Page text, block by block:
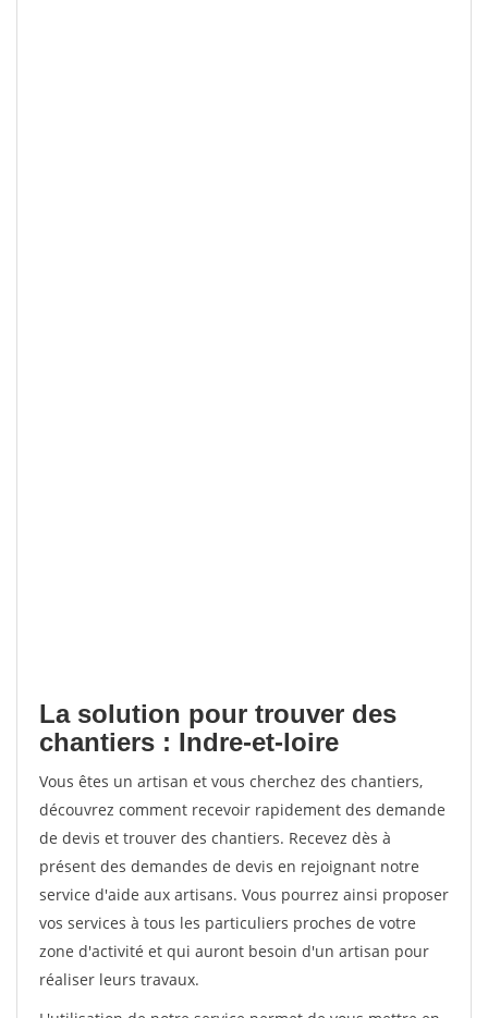
La solution pour trouver des
chantiers : Indre-et-loire
Vous êtes un artisan et vous cherchez des chantiers,
découvrez comment recevoir rapidement des demande
de devis et trouver des chantiers. Recevez dès à
présent des demandes de devis en rejoignant notre
service d'aide aux artisans. Vous pourrez ainsi proposer
vos services à tous les particuliers proches de votre
zone d'activité et qui auront besoin d'un artisan pour
réaliser leurs travaux.